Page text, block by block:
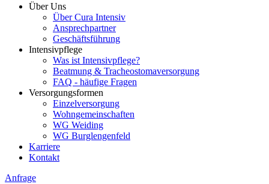
Über Uns
Über Cura Intensiv
Ansprechpartner
Geschäftsführung
Intensivpflege
Was ist Intensivpflege?
Beatmung & Tracheostomaversorgung
FAQ - häufige Fragen
Versorgungsformen
Einzelversorgung
Wohngemeinschaften
WG Weiding
WG Burglengenfeld
Karriere
Kontakt
Anfrage